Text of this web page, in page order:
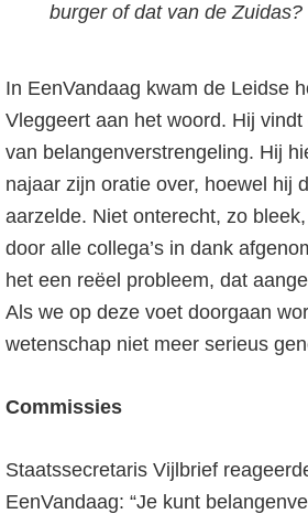
burger of dat van de Zuidas?
In EenVandaag kwam de Leidse
Vleggeert aan het woord. Hij
van belangenverstrengeling. Hij
najaar zijn oratie over, hoewel hij
aarzelde. Niet onterecht, zo
door alle collega’s in dank
het een reëel probleem, dat
Als we op deze voet doorgaan
wetenschap niet meer serieus
Commissies
Staatssecretaris Vijlbrief
EenVandaag: “Je kunt